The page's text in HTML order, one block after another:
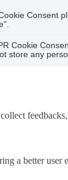
Consent
Cookie
store any
a better user